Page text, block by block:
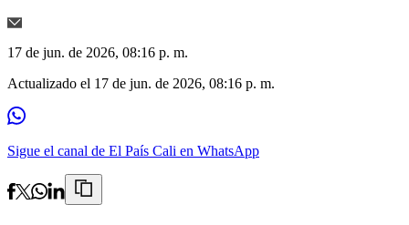
17 de jun. de 2026, 08:16 p. m.
Actualizado el 17 de jun. de 2026, 08:16 p. m.
Sigue el canal de El País Cali en WhatsApp